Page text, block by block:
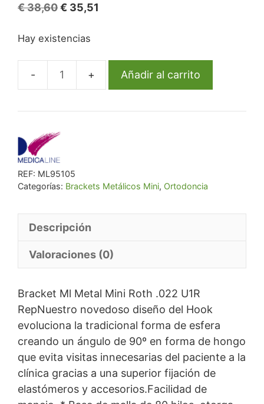
€38,60El
original
€ 38,60.
€ 35,51
€ 35,51.
Hay existencias
Bracket
Metal
Rep
Añadir al carrito
REF: ML95105
Categorías: Brackets Metálicos Mini, Ortodoncia
Descripción
Valoraciones (0)
Bracket Ml Metal Mini Roth .022 U1R
RepNuestro novedoso diseño del Hook
evoluciona la tradicional forma de esfera
creando un ángulo de 90º en forma de hongo
que evita visitas innecesarias del paciente a la
clínica gracias a una superior fijación de
elastómeros y accesorios.Facilidad de